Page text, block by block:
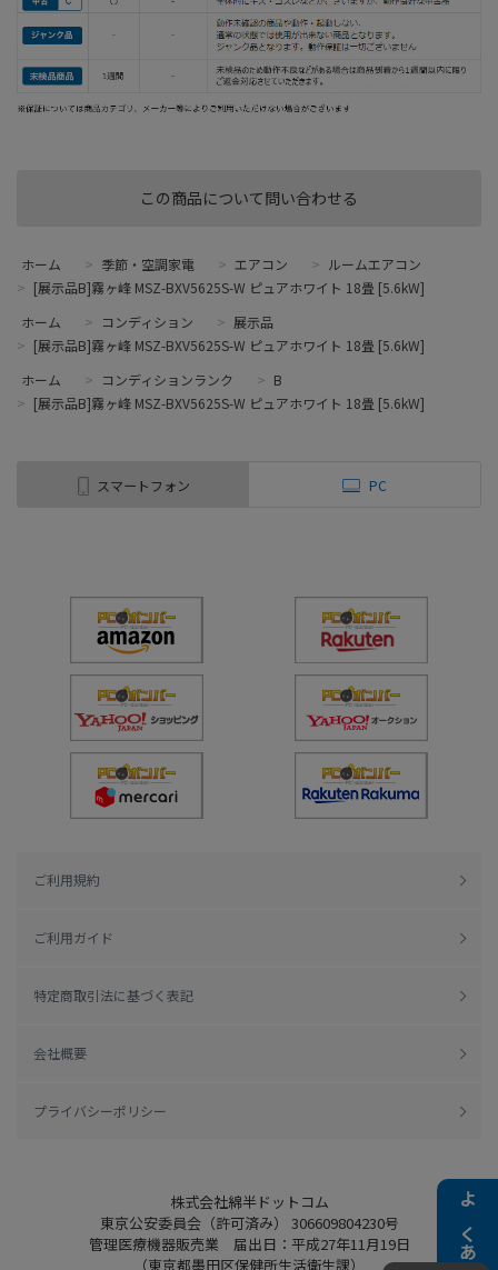
この商品について問い合わせる
ホーム > 季節・空調家電 > エアコン > ルームエアコン
> [展示品B]霧ヶ峰 MSZ-BXV5625S-W ピュアホワイト 18畳 [5.6kW]
ホーム
> コンディション > 展示品
> [展示品B]霧ヶ峰 MSZ-BXV5625S-W ピュアホワイト 18畳 [5.6kW]
ホーム
> コンディションランク > B
> [展示品B]霧ヶ峰 MSZ-BXV5625S-W ピュアホワイト 18畳 [5.6kW]
スマートフォン PC
ご利用規約
ご利用ガイド
特定商取引法に基づく表記
会社概要
プライバシーポリシー
株式会社綿半ドットコム
東京公安委員会（許可済み） 306609804230号
管理医療機器販売業 届出日：平成27年11月19日
（東京都墨田区保健所生活衛生課）